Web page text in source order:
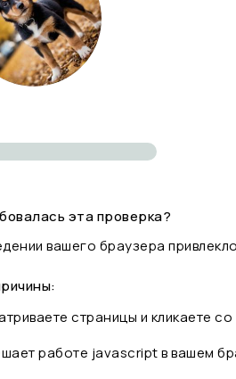
эта проверка?
вашего браузера
страницы и кликаете
работе javascript в вашем